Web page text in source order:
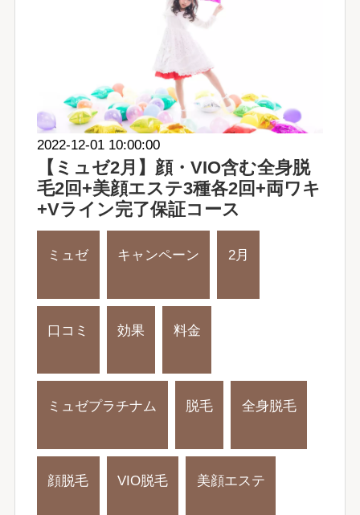
2022-12-01 10:00:00
【ミュゼ2月】顔・VIO含む全身脱
毛2回+美顔エステ3種各2回+両ワキ
+Vライン完了保証コース
ミュゼ キャンペーン 2月
口コミ 効果 料金
ミュゼプラチナム 脱毛 全身脱毛
顔脱毛 VIO脱毛 美顔エステ